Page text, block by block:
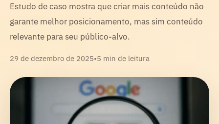
Estudo de caso mostra que criar mais conteúdo não
garante melhor posicionamento, mas sim conteúdo
relevante para seu público-alvo.
29 de dezembro de 2025•5 min de leitura